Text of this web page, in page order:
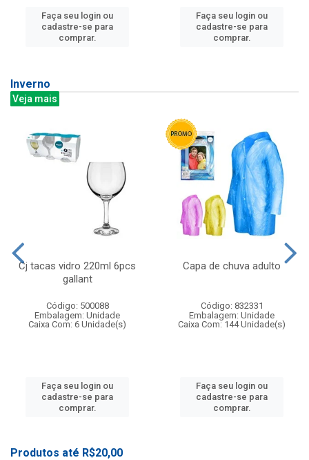
Faça seu login ou
cadastre-se para
comprar.
Faça seu login ou
cadastre-se para
comprar.
Inverno
Veja mais
Cj tacas vidro 220ml 6pcs
gallant
Código: 500088
Embalagem: Unidade
Caixa Com: 6 Unidade(s)
Faça seu login ou
cadastre-se para
comprar.
Capa de chuva adulto
Código: 832331
Embalagem: Unidade
Caixa Com: 144 Unidade(s)
Faça seu login ou
cadastre-se para
comprar.
Produtos até R$20,00